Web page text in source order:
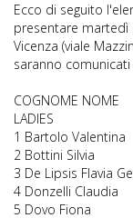
Ecco di seguito
presentare martedì
Vicenza (viale
saranno
COGNOME NOME
LADIES
1 Bartolo Valentina
2 Bottini Silvia
3 De Lipsis Flavia
4 Donzelli Claudia
5 Dovo Fiona